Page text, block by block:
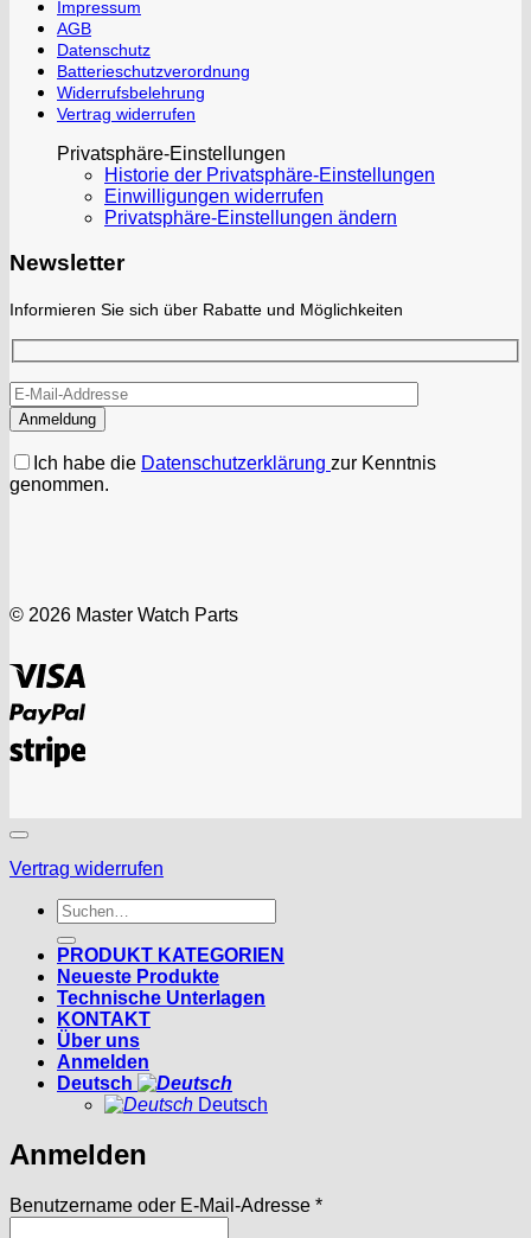
Impressum
AGB
Datenschutz
Batterieschutzverordnung
Widerrufsbelehrung
Vertrag widerrufen
Privatsphäre-Einstellungen
Historie der Privatsphäre-Einstellungen
Einwilligungen widerrufen
Privatsphäre-Einstellungen ändern
Newsletter
Informieren Sie sich über Rabatte und Möglichkeiten
Ich habe die Datenschutzerklärung zur Kenntnis
genommen.
© 2026 Master Watch Parts
PayPal
Stripe
Vertrag widerrufen
Suchen
nach:
PRODUKT KATEGORIEN
Neueste Produkte
Technische Unterlagen
KONTAKT
Über uns
Anmelden
Deutsch
Deutsch
Anmelden
Benutzername oder E-Mail-Adresse *Erforderlich